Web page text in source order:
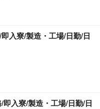
入寮/製造・工場/日勤/日
即入寮/製造・工場/日勤/日